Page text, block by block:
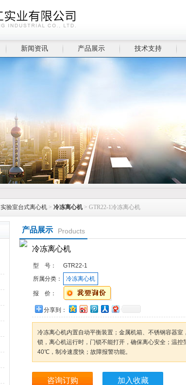
新闻资讯 产品展示 技术支持
实验室台式离心机 > 冷冻离心机> GTR22-1冷冻离心机
产品展示 Products
冷冻离心机
型 号：
GTR22-1
所属分类：
冷冻离心机
报 价：
分享到：
冷冻离心机内置自动平衡装置；金属机箱、不锈钢容器室
锁，离心机运行时，门锁不能打开，确保离心安全；温
40℃，制冷速度快；故障报警功能。
咨询订购 加入收藏